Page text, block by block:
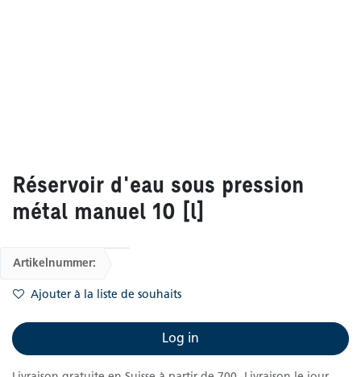
Réservoir d'eau sous pression
métal manuel 10 [l]
Artikelnummer:
Ajouter à la liste de souhaits
Log in